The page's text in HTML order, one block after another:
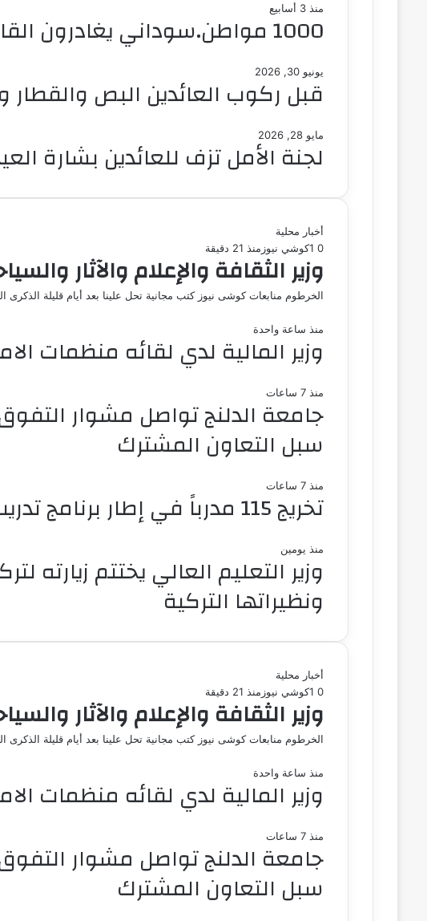
منذ 3 أسابيع
1000 مواطن.سوداني يغادرون القاهرة عبر العودة الطوعية
يونيو 30, 2026
قبل ركوب العائدين البص والقطار
مايو 28, 2026
لجنة الأمل تزف للعائدين بشارة
أخبار محلية
كوشي نيوز منذ 21 دقيقة 0
وزير الثقافة والإعلام والآثار
الخرطوم منابعات كوشى نيوز كتب مجانية تحل علينا بعد أيام قليلة
منذ ساعة واحدة
وزير المالية لدي لقائه منظمات
منذ 7 ساعات
جامعة الدلنج تواصل مشوار
سبل التعاون المشترك
منذ 7 ساعات
تخريج 115 مدرباً في إطار برنامج تدريب المدربين بمحلية جبل أولياء
منذ يومين
وزير التعليم العالي يختتم
ونظيراتها التركية
أخبار محلية
كوشي نيوز منذ 21 دقيقة 0
وزير الثقافة والإعلام والآثار
الخرطوم منابعات كوشى نيوز كتب مجانية تحل علينا بعد أيام قليلة
منذ ساعة واحدة
وزير المالية لدي لقائه منظمات
منذ 7 ساعات
جامعة الدلنج تواصل مشوار
سبل التعاون المشترك